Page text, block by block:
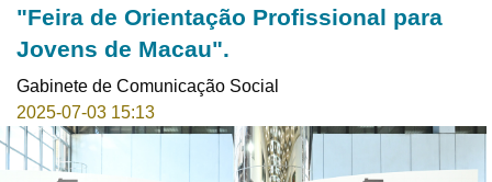
"Feira de Orientação Profissional para
Jovens de Macau".
Gabinete de Comunicação Social
2025-07-03 15:13